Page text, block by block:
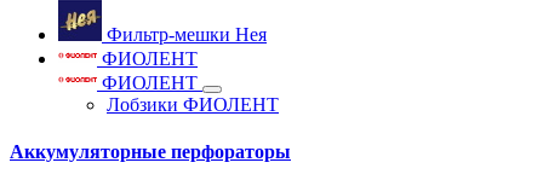
Фильтр-мешки Нея
ФИОЛЕНТ
ФИОЛЕНТ
Лобзики ФИОЛЕНТ
Аккумуляторные перфораторы